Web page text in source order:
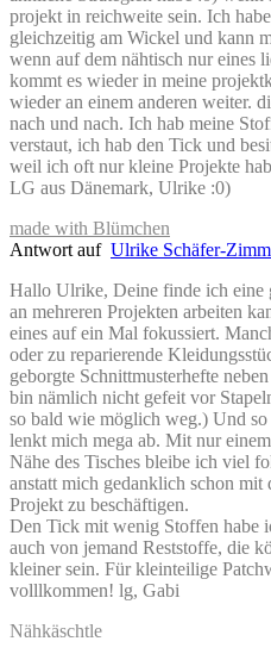
projekt in reichweite sein. Ich
gleichzeitig am Wickel und kann
wenn auf dem nähtisch nur eines
kommt es wieder in meine
wieder an einem anderen weiter.
nach und nach. Ich hab meine
verstaut, ich hab den Tick und
weil ich oft nur kleine Projekte
LG aus Dänemark, Ulrike :0)
made with Blümchen
Antwort auf Ulrike Schäfer-
Hallo Ulrike, Deine finde ich eine
an mehreren Projekten arbeiten
eines auf ein Mal fokussiert.
oder zu reparierende
geborgte Schnittmusterhefte
bin nämlich nicht gefeit vor
so bald wie möglich weg.) Und
lenkt mich mega ab. Mit nur
Nähe des Tisches bleibe ich viel
anstatt mich gedanklich schon mit
Projekt zu beschäftigen.
Den Tick mit wenig Stoffen habe
auch von jemand Reststoffe, die
kleiner sein. Für kleinteilige
volllkommen! lg, Gabi
Nähkäschtle